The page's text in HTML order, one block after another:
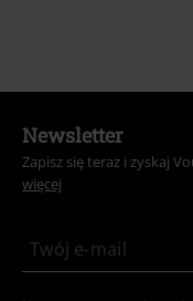
Newsletter
Zapisz się teraz i zyskaj
więcej